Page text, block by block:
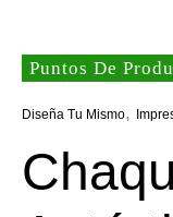
Puntos De
Diseña Tu Mismo,